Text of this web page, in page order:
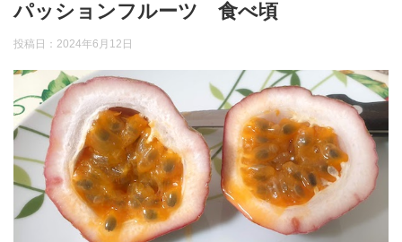
パッションフルーツ 食べ頃
投稿日： 2024年6月12日